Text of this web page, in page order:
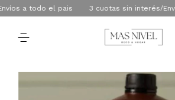
a todo el pais 3 cuotas sin interés/